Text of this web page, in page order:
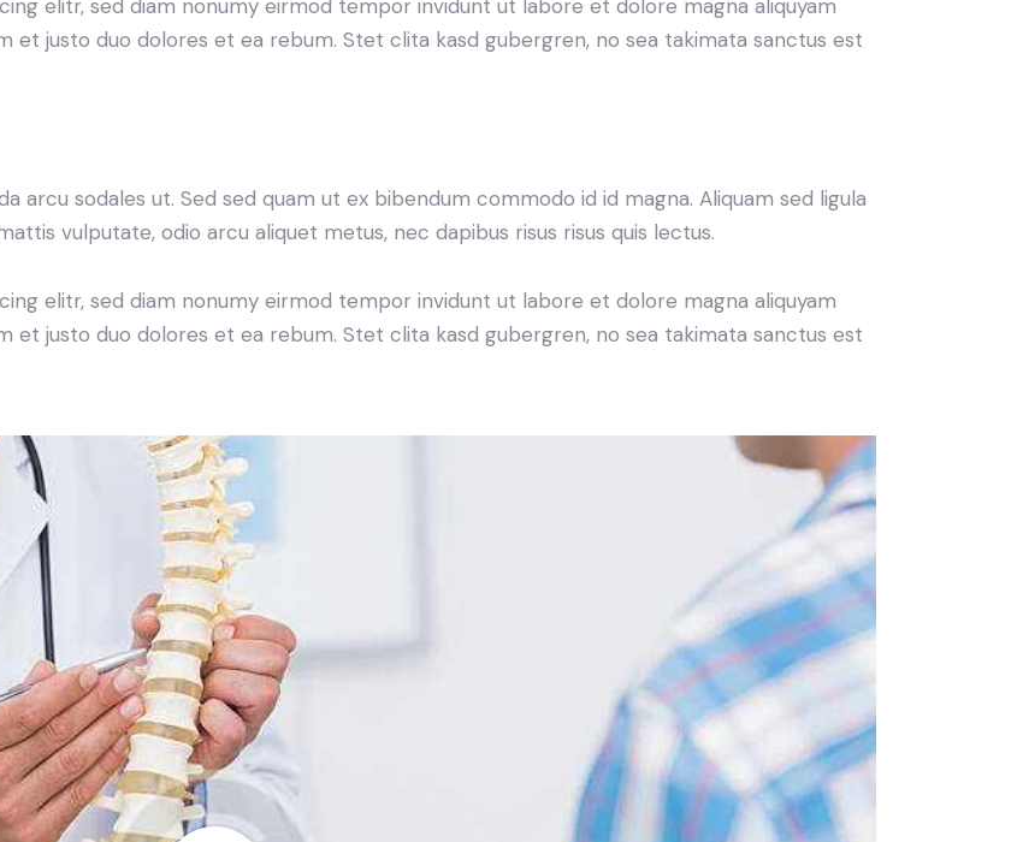
elitr, sed diam nonumy eirmod tempor invidunt ut labore et dolore magna aliquyam
et justo duo dolores et ea rebum. Stet clita kasd gubergren, no sea takimata sanctus est
arcu sodales ut. Sed sed quam ut ex bibendum commodo id id magna. Aliquam sed ligula
vulputate, odio arcu aliquet metus, nec dapibus risus risus quis lectus.
elitr, sed diam nonumy eirmod tempor invidunt ut labore et dolore magna aliquyam
et justo duo dolores et ea rebum. Stet clita kasd gubergren, no sea takimata sanctus est